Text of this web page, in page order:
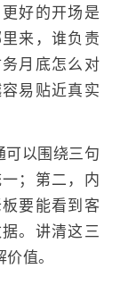
好的开场是
来，谁负责
月底怎么对
易贴近真实
可以围绕三句
；第二，内
要能看到客
。讲清这三
值。